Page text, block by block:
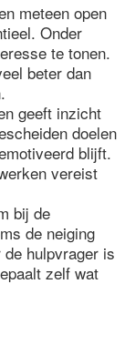
meteen open
Onder
te tonen.
beter dan
geeft inzicht
doelen
blijft.
vereist
bij de
de neiging
hulpvrager is
zelf wat